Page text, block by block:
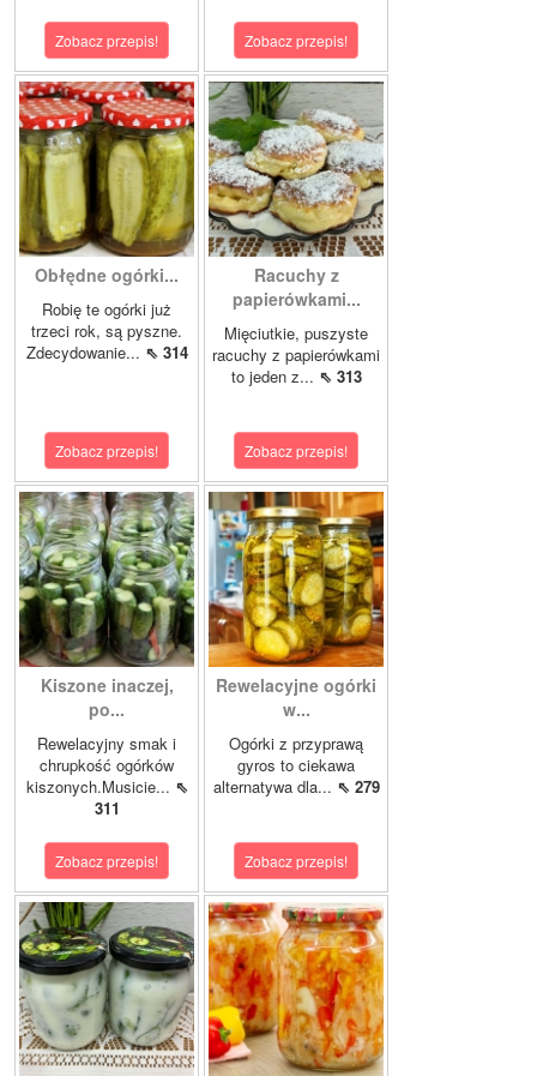
Zobacz przepis! Zobacz przepis!
Obłędne ogórki...
Robię te ogórki już
trzeci rok, są pyszne.
Zdecydowanie... ⇖ 314
Zobacz przepis!
Racuchy z
papierówkami...
Mięciutkie, puszyste
racuchy z papierówkami
to jeden z... ⇖ 313
Zobacz przepis!
Kiszone inaczej,
po...
Rewelacyjny smak i
chrupkość ogórków
kiszonych.Musicie... ⇖
311
Zobacz przepis!
Rewelacyjne ogórki
w...
Ogórki z przyprawą
gyros to ciekawa
alternatywa dla... ⇖ 279
Zobacz przepis!